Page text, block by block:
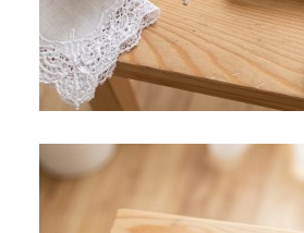
© 2026 eStránky.cz